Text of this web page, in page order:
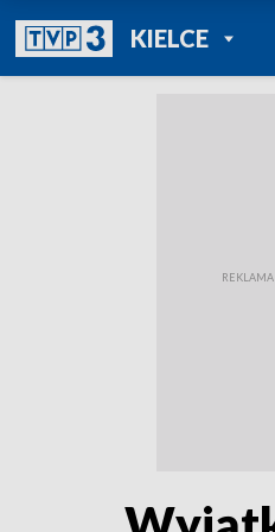
KIELCEPOWRÓT DO
TVP REGIONY